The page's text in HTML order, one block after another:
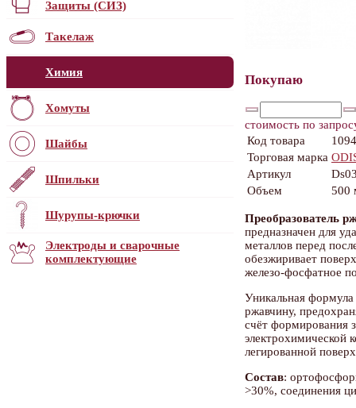
Защиты (СИЗ)
Такелаж
Химия
Хомуты
Шайбы
Шпильки
Шурупы-крючки
Электроды и сварочные
комплектующие
Покупаю
стоимость по
Код товара
Торговая марка
Артикул
Объем
500
Преобразователь
предназначен для
металлов перед
обезжиривает
железо-фосфатное
Уникальная формула
ржавчину,
счёт формирования
электрохимической
легированной
Состав:
>30%, соединения